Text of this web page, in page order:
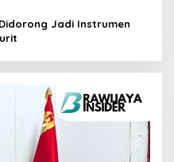
Jadi Instrumen